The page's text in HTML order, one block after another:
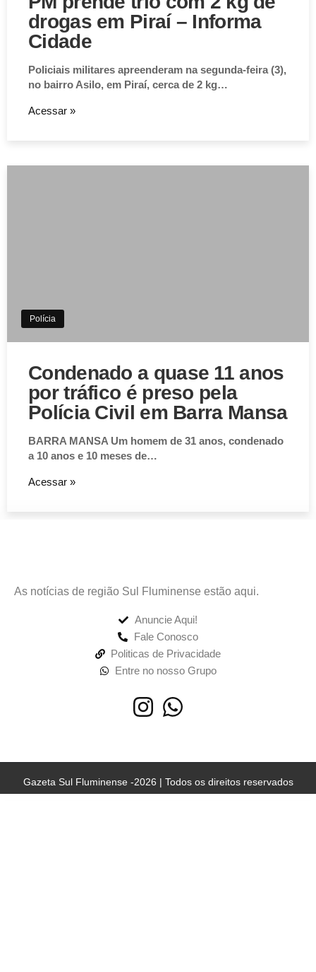
drogas em Piraí – Informa
Cidade
Policiais militares apreenderam na segunda-feira (3),
no bairro Asilo, em Piraí, cerca de 2 kg…
Acessar »
Polícia
Condenado a quase 11 anos
por tráfico é preso pela
Polícia Civil em Barra Mansa
BARRA MANSA Um homem de 31 anos, condenado
a 10 anos e 10 meses de…
Acessar »
As notícias de região Sul Fluminense estão aqui.
Anuncie Aqui!
Fale Conosco
Politicas de Privacidade
Entre no nosso Grupo
Gazeta Sul Fluminense -2026 | Todos os direitos reservados